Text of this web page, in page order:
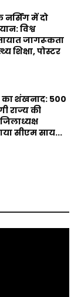
में दो
विश्व
जागरूकता
शिक्षा, पोस्टर
का शंखनाद: 500
राज्य की
सीएम साय...